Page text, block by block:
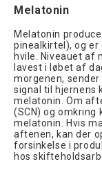
Melatonin
Melatonin
pinealkirtel), og
hvile. Niveauet af
lavest i løbet af
morgenen,
signal til hjernens
melatonin. Om
(SCN) og omkring
melatonin. Hvis
aftenen, kan der
forsinkelse i
hos